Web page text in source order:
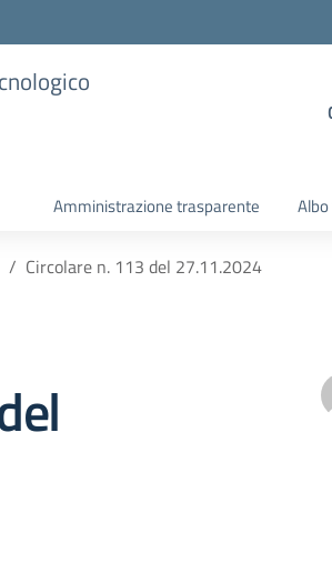
Amministrazione trasparente
Circolare n. 113 del 27.11.2024